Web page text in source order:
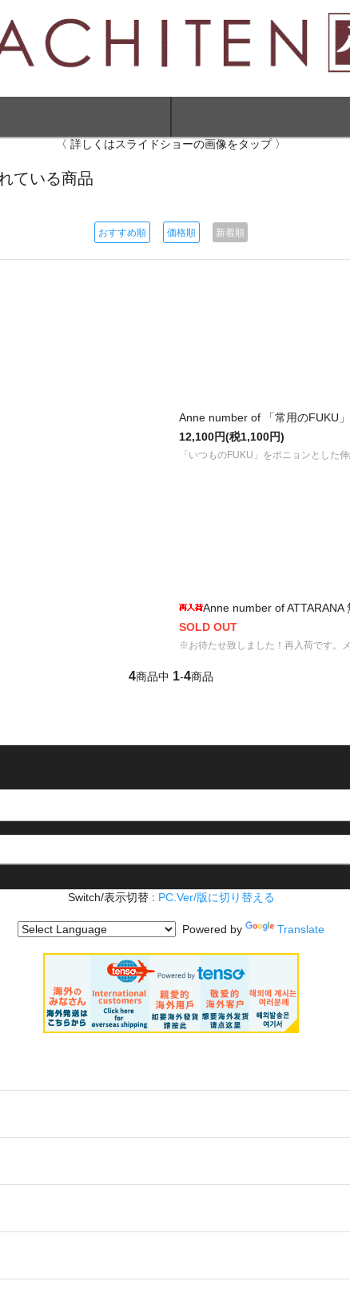
〈 詳しくはスライドショーの画像をタップ 〉
ている商品
おすすめ順 価格順 新着順
Anne number of 「常用のFUKU
12,100円(税1,100円)
「いつものFUKU」をポニョンとした
Anne number of
SOLD OUT
※お待たせ致しました！再入荷です。
4商品中 1-4商品
Switch/表示切替 : PC.Ver/版に切り替える
Powered by Translate